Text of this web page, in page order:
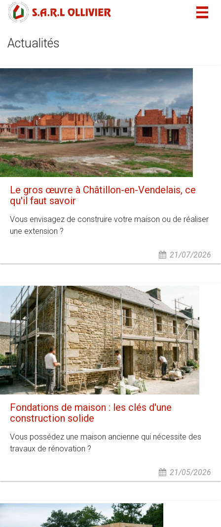
Actualités
Le gros œuvre à Châtillon-en-Vendelais, ce
qu'il faut savoir
Vous envisagez de construire votre maison ou de réaliser
une extension ?
21/07/2026
Fondations de maison : les clés d'une
construction solide
Vous possédez une maison ancienne qui nécessite des
travaux de rénovation ?
21/05/2026